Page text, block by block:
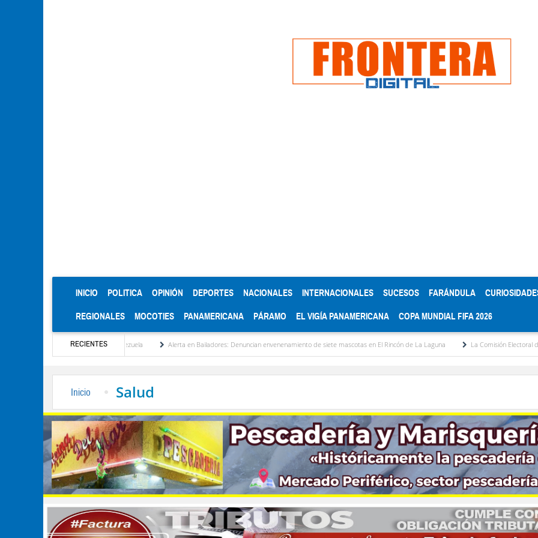
INICIO (CURRENT)
POLITICA OPINIÓN DEPORTES NACIONALES INTERNACIONALES SUCESOS FARÁNDULA
REGIONALES MOCOTIES PANAMERICANA PÁRAMO EL VIGÍA PANAMERICANA COPA MUNDIAL FIFA 2026
RECIENTESAlerta en Bailadores: Denuncian envenenamiento de siete mascotas en El Rincón de La Laguna La Comisión Electoral del Colegio de
Inicio Salud